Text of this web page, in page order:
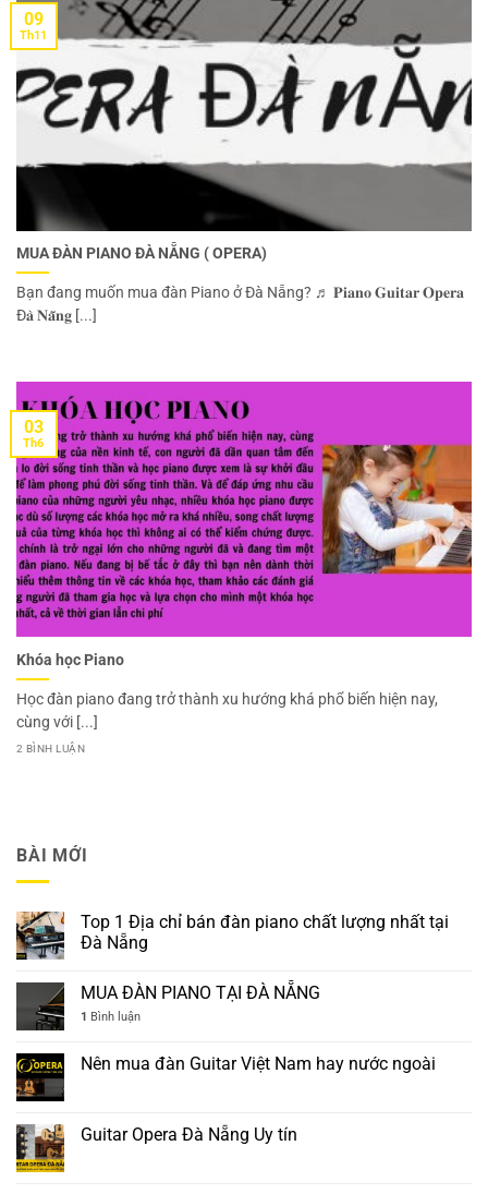
MUA ĐÀN PIANO ĐÀ NẴNG ( OPERA)
Bạn đang muốn mua đàn Piano ở Đà Nẵng? ♬ 𝐏𝐢𝐚𝐧𝐨 𝐆𝐮𝐢𝐭𝐚𝐫 𝐎𝐩𝐞𝐫𝐚
Đ𝐚̀ 𝐍𝐚̆̃𝐧𝐠 [...]
09
Th11
Khóa học Piano
Học đàn piano đang trở thành xu hướng khá phổ biến hiện nay,
cùng với [...]
2 BÌNH LUẬN
03
Th6
BÀI MỚI
Top 1 Địa chỉ bán đàn piano chất lượng nhất tại
Đà Nẵng
MUA ĐÀN PIANO TẠI ĐÀ NẴNG
1 Bình luận
Nên mua đàn Guitar Việt Nam hay nước ngoài
Guitar Opera Đà Nẵng Uy tín